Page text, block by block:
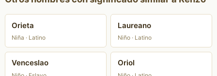
Orieta
Niña · Latino
Laureano
Niño · Latino
Venceslao Oriol